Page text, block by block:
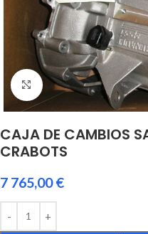
Click to enlarge
CAJA DE CAMBIOS
CRABOTS
7 765,00€